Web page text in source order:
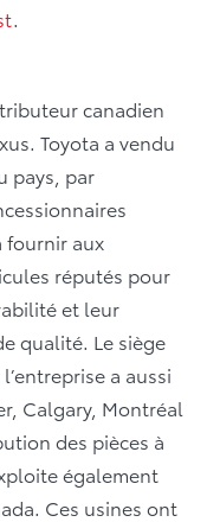
.
canadien
Toyota a vendu
pays, par
fournir aux
réputés pour
et leur
qualité. Le siège
a aussi
Calgary, Montréal
des pièces à
également
Ces usines ont